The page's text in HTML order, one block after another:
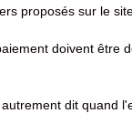
proposés sur le
doivent être
dit quand